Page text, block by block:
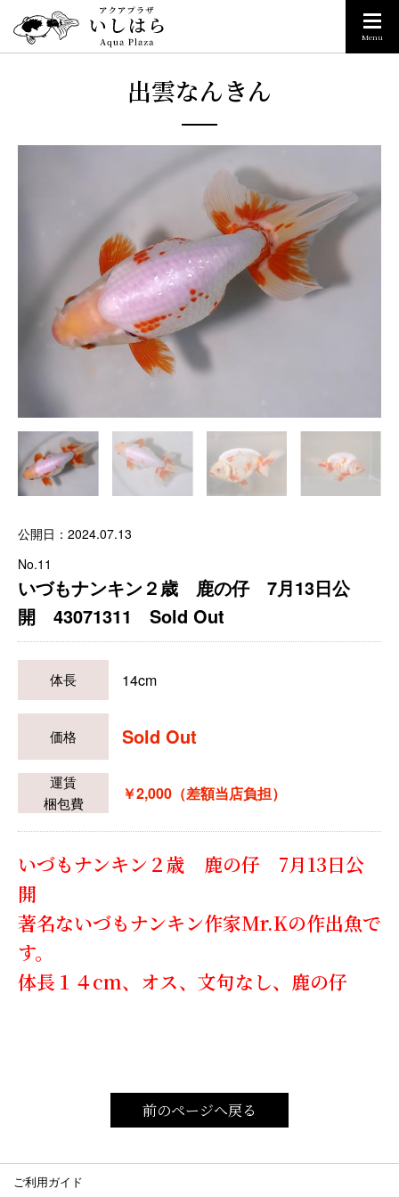
Menu
出雲なんきん
公開日：2024.07.13
No.11
いづもナンキン２歳 鹿の仔 7月13日公
開 43071311 Sold Out
体長 14cm
価格 Sold Out
運賃
梱包費
￥2,000（差額当店負担）
いづもナンキン２歳 鹿の仔 7月13日公
開
著名ないづもナンキン作家Mr.Kの作出魚で
す。
体長１４cm、オス、文句なし、鹿の仔
前のページへ戻る
ご利用ガイド